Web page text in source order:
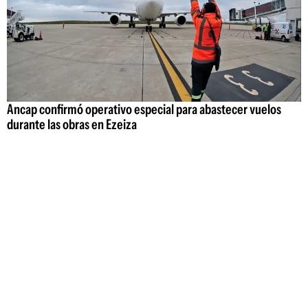
Ancap confirmó operativo especial para abastecer vuelos
durante las obras en Ezeiza